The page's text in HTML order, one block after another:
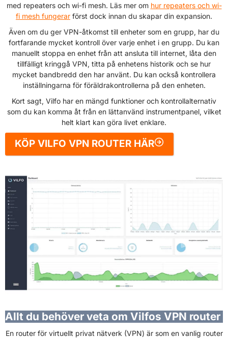
med repeaters och wi-fi mesh. Läs mer om hur repeaters och wi-
fi mesh fungerar först dock innan du skapar din expansion.
Även om du ger VPN-åtkomst till enheter som en grupp, har du
fortfarande mycket kontroll över varje enhet i en grupp. Du kan
manuellt stoppa en enhet från att ansluta till internet, låta den
tillfälligt kringgå VPN, titta på enhetens historik och se hur
mycket bandbredd den har använt. Du kan också kontrollera
inställningarna för föräldrakontrollerna på den enheten.
Kort sagt, Vilfo har en mängd funktioner och kontrollalternativ
som du kan komma åt från en lättanvänd instrumentpanel, vilket
helt klart kan göra livet enklare.
KÖP VILFO VPN ROUTER HÄR
Allt du behöver veta om Vilfos VPN router
En router för virtuellt privat nätverk (VPN) är som en vanlig router